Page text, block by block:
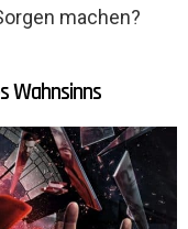
machen?
Wahnsinns